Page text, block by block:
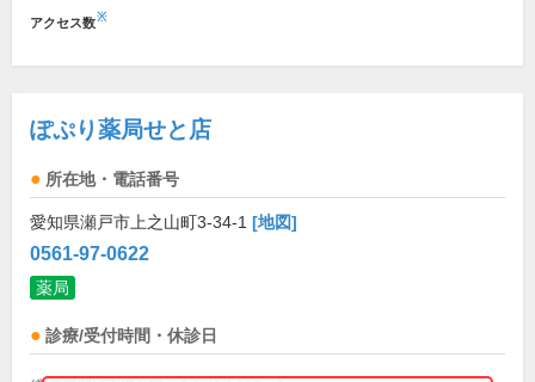
アクセス数※
ぽぷり薬局せと店
所在地・電話番号
愛知県瀬戸市上之山町3-34-1 [地図]
0561-97-0622
薬局
診療/受付時間・休診日